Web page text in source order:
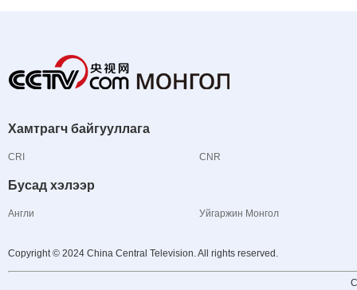
Хамтрагч байгууллага
CRI CNR
Бусад хэлээр
Англи Уйгаржин Монгол
Copyright © 2024 China Central Television. All rights reserved.